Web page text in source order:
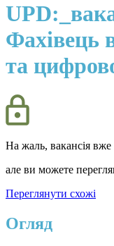
Фахівець
та
На жаль, вакансія вже
але ви можете
Переглянути схожі
Огляд